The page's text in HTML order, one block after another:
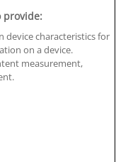
provide:
device characteristics for
on a device.
measurement,